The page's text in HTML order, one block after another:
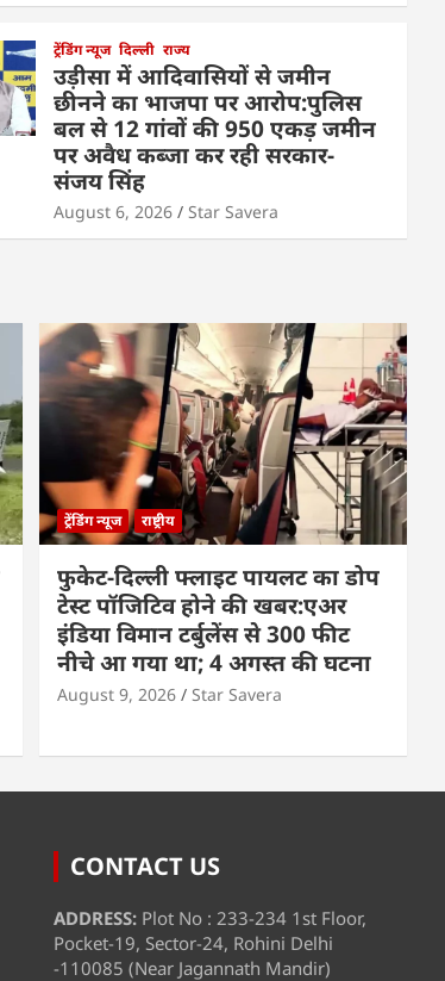
ट्रेंडिंग न्यूज दिल्ली राज्य
उड़ीसा में आदिवासियों से जमीन
छीनने का भाजपा पर आरोप:पुलिस
बल से 12 गांवों की 950 एकड़ जमीन
पर अवैध कब्जा कर रही सरकार-
संजय सिंह
August 6, 2026 Star Savera
ट्रेंडिंग न्यूज राष्ट्रीय
फुकेट-दिल्ली फ्लाइट पायलट का डोप
टेस्ट पॉजिटिव होने की खबर:एअर
इंडिया विमान टर्बुलेंस से 300 फीट
नीचे आ गया था; 4 अगस्त की घटना
August 9, 2026 Star Savera
CONTACT US
ADDRESS: Plot No : 233-234 1st Floor,
Pocket-19, Sector-24, Rohini Delhi
-110085 (Near Jagannath Mandir)